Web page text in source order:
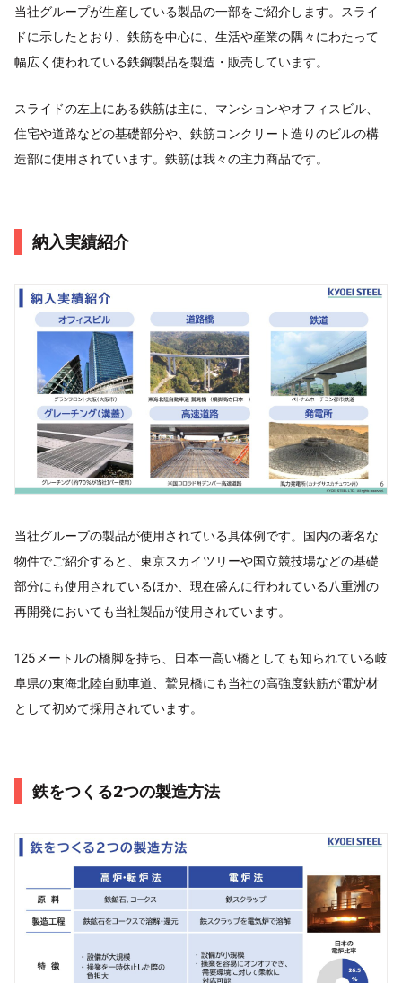
当社グループが生産している製品の一部をご紹介します。スライ
ドに示したとおり、鉄筋を中心に、生活や産業の隅々にわたって
幅広く使われている鉄鋼製品を製造・販売しています。
スライドの左上にある鉄筋は主に、マンションやオフィスビル、
住宅や道路などの基礎部分や、鉄筋コンクリート造りのビルの構
造部に使用されています。鉄筋は我々の主力商品です。
納入実績紹介
当社グループの製品が使用されている具体例です。国内の著名な
物件でご紹介すると、東京スカイツリーや国立競技場などの基礎
部分にも使用されているほか、現在盛んに行われている八重洲の
再開発においても当社製品が使用されています。
125メートルの橋脚を持ち、日本一高い橋としても知られている岐
阜県の東海北陸自動車道、鷲見橋にも当社の高強度鉄筋が電炉材
として初めて採用されています。
鉄をつくる2つの製造方法